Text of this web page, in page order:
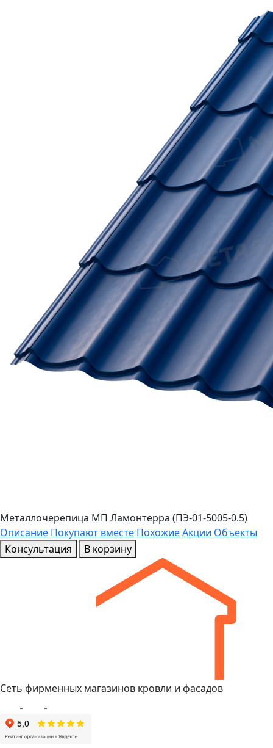
Металлочерепица МП Ламонтерра (ПЭ-01-5005-0.5)
Описание Покупают вместе ПохожиеАкции Объекты
Консультация
В корзину
Сеть фирменных магазинов кровли и фасадов